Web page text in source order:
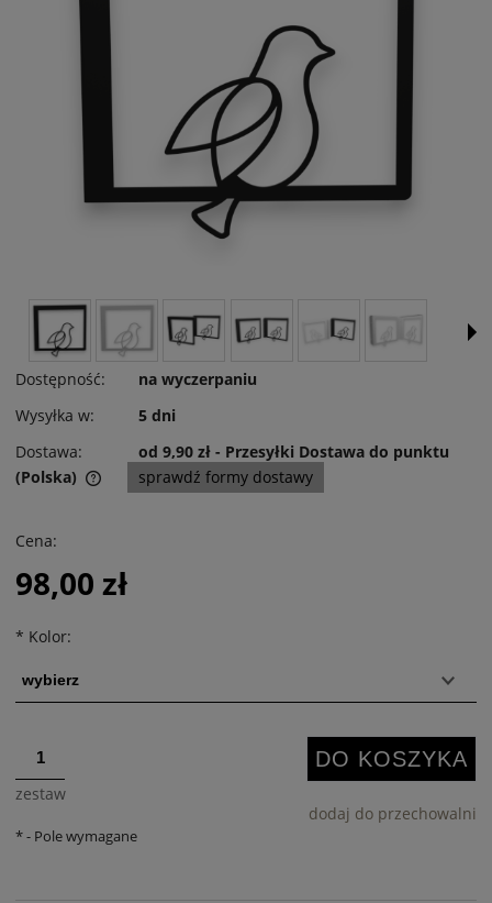
Dostępność:
na wyczerpaniu
Wysyłka w:
5 dni
Dostawa:
od 9,90 zł - Przesyłki Dostawa do punktu
(Polska)
Cena nie zawiera ewentualnych kosztów płatności
sprawdź formy dostawy
Cena:
98,00 zł
* Kolor:
zestaw
DO KOSZYKA
dodaj do przechowalni
*- Pole wymagane